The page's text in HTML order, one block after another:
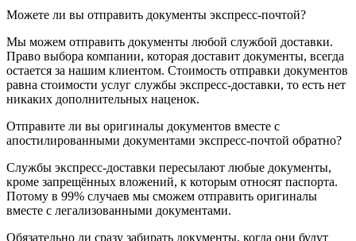
Можете ли вы отправить документы экспресс-почтой?
Мы можем отправить документы любой службой доставки.
Право выбора компании, которая доставит документы, всегда
остается за нашим клиентом. Стоимость отправки документов
равна стоимости услуг службы экспресс-доставки, то есть нет
никаких дополнительных наценок.
Отправите ли вы оригиналы документов вместе с
апостилированными документами экспресс-почтой обратно?
Службы экспресс-доставки пересылают любые документы,
кроме запрещённых вложений, к которым относят паспорта.
Потому в 99% случаев мы сможем отправить оригиналы
вместе с легализованными документами.
Обязательно ли сразу забирать документы, когда они будут